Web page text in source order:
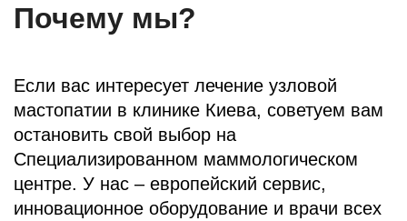
Почему мы?
Если вас интересует лечение узловой
мастопатии в клинике Киева, советуем вам
остановить свой выбор на
Специализированном маммологическом
центре. У нас – европейский сервис,
инновационное оборудование и врачи всех